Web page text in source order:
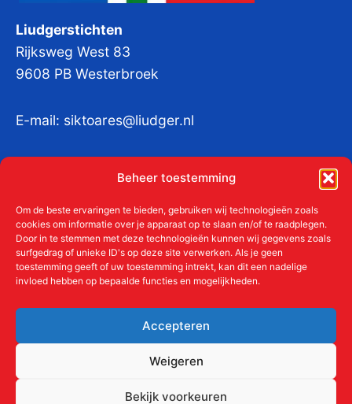
Beheer toestemming
Om de beste ervaringen te bieden, gebruiken wij technologieën zoals
cookies om informatie over je apparaat op te slaan en/of te raadplegen.
Door in te stemmen met deze technologieën kunnen wij gegevens zoals
surfgedrag of unieke ID's op deze site verwerken. Als je geen
toestemming geeft of uw toestemming intrekt, kan dit een nadelige
invloed hebben op bepaalde functies en mogelijkheden.
Accepteren
Weigeren
Bekijk voorkeuren
Liudgerstichten
Rijksweg West 83
9608 PB Westerbroek
E-mail: siktoares@liudger.nl
KvKnr:41011712
Meer over de Liudgerstichten
Aanmelden als donateur
ANBI
Contact